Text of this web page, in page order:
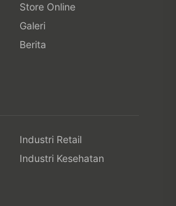
Store Online
Galeri
Berita
Industri Retail
Industri Kesehatan